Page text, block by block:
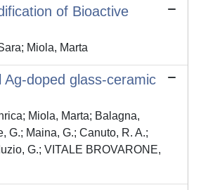
of Bioactive
Miola, Marta
Ag-doped glass-ceramic
Miola, Marta; Balagna,
G.; Maina, G.; Canuto, R. A.;
G.; VITALE BROVARONE,